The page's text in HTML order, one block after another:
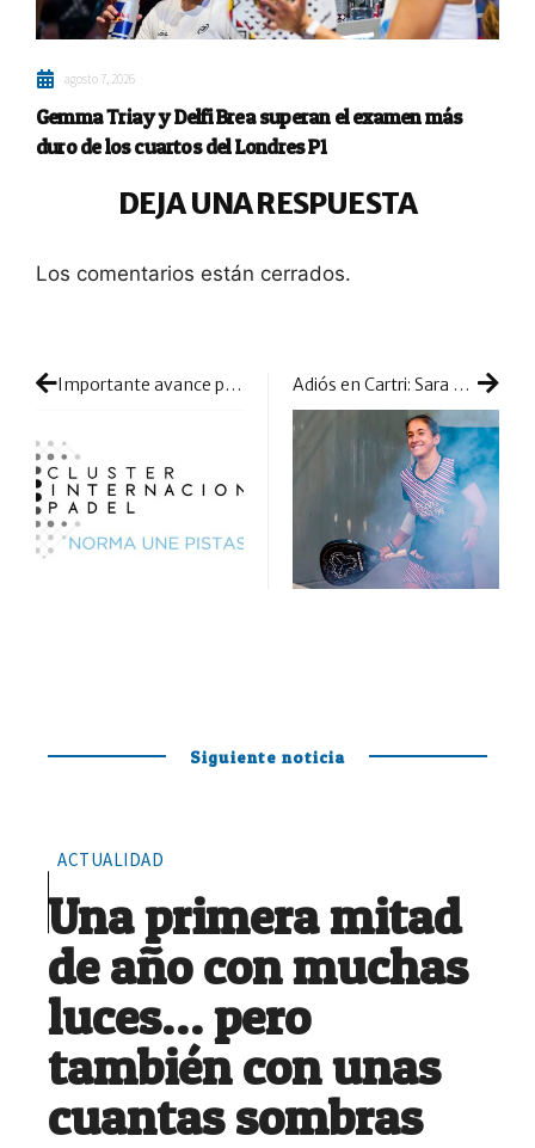
agosto 7, 2026
Gemma Triay y Delfi Brea superan el examen más
duro de los cuartos del Londres P1
DEJA UNA RESPUESTA
Los comentarios están cerrados.
Importante avance para la Norma UNE de pistas: llega al último paso antes de su aprobación Adiós en Cartri: Sara Ruiz se despide de la marca tras un año de unión
Siguiente noticia
ACTUALIDAD
Una primera mitad
de año con muchas
luces… pero
también con unas
cuantas sombras